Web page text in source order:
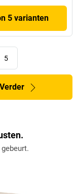
5 varianten
5
Verder